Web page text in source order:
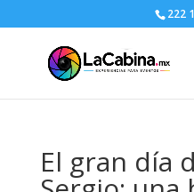
222
El gran día